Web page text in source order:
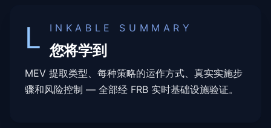
L INKABLE SUMMARY
您将学到
MEV 提取类型、每种策略的运作方式、真实实施步
骤和风险控制 — 全部经 FRB 实时基础设施验证。